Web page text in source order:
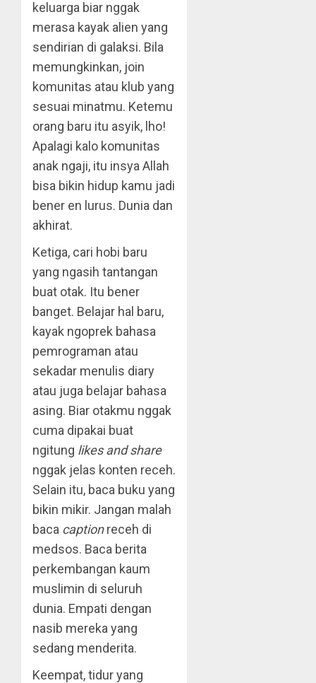
keluarga biar nggak
merasa kayak alien yang
sendirian di galaksi. Bila
memungkinkan, join
komunitas atau klub yang
sesuai minatmu. Ketemu
orang baru itu asyik, lho!
Apalagi kalo komunitas
anak ngaji, itu insya Allah
bisa bikin hidup kamu jadi
bener en lurus. Dunia dan
akhirat.
Ketiga, cari hobi baru
yang ngasih tantangan
buat otak. Itu bener
banget. Belajar hal baru,
kayak ngoprek bahasa
pemrograman atau
sekadar menulis diary
atau juga belajar bahasa
asing. Biar otakmu nggak
cuma dipakai buat
ngitung likes and share
nggak jelas konten receh.
Selain itu, baca buku yang
bikin mikir. Jangan malah
baca captionreceh di
medsos. Baca berita
perkembangan kaum
muslimin di seluruh
dunia. Empati dengan
nasib mereka yang
sedang menderita.
Keempat, tidur yang